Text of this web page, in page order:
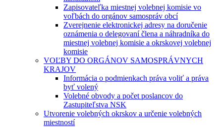
Zapisovateľka miestnej volebnej komisie vo
voľbách do orgánov samospráv obcí
Zverejnenie elektronickej adresy na doručenie
oznámenia o delegovaní člena a náhradníka do
miestnej volebnej komisie a okrskovej volebnej
komisie
VOĽBY DO ORGÁNOV SAMOSPRÁVNYCH
KRAJOV
Informácia o podmienkach práva voliť a práva
byť volený
Volebné obvody a počet poslancov do
Zastupiteľstva NSK
Utvorenie volebných okrskov a určenie volebných
miestností